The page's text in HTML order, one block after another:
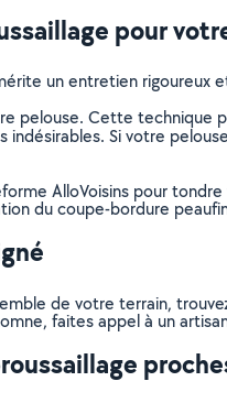
pour
un entretien
pelouse. Cette technique
indésirables. Si votre
AlloVoisins pour
du coupe-bordure
de votre terrain,
faites appel à un